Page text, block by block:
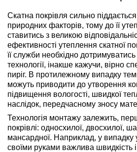
Скатна покрівля сильно
природних факторів, тому до її
ставитись з великою
ефективності утеплення скатної
її служби необхідно
технології, інакше кажучи, вірно
пиріг. В протилежному випадку
можуть приводити до утворення
підвищення вологості, швидкої
наслідок, передчасному зносу
Технологія монтажу залежить,
покрівлі: односхилої, двосхилої,
мансардної. Наприклад, у
своїми руками важлива швидкість